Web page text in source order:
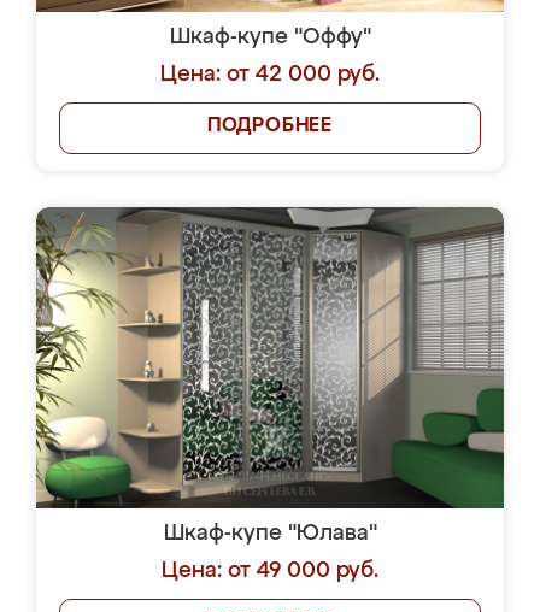
Шкаф-купе "Оффу"
Цена: от 42 000 руб.
ПОДРОБНЕЕ
Шкаф-купе "Юлава"
Цена: от 49 000 руб.